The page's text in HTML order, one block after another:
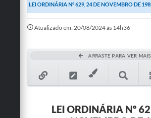
A Prefeitura
Ouvidoria
Legislação
LEI ORDINÁRIA Nº 629, 24 DE NOVEMBRO DE
Atualizado em: 20/08/2024 às 14h36
ARRASTE PARA VER MAIS
LEI ORDINÁRIA Nº